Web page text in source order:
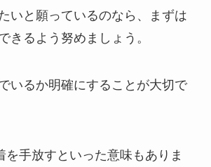
いと願っているのなら、まずは
きるよう努めましょう。
いるか明確にすることが大切で
を手放すといった意味もありま